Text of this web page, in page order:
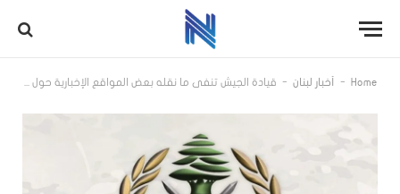
Home
- أخبار لبنان - قيادة الجيش تنفي ما نقله بعض المواقع الإخبارية حول إجبار سوريين على عبور مجرى النهر من قبل الجيش